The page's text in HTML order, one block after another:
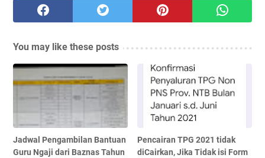
You may like these posts
Jadwal Pengambilan Bantuan
Guru Ngaji dari Baznas Tahun
Pencairan TPG 2021 tidak
diCairkan, Jika Tidak isi Form